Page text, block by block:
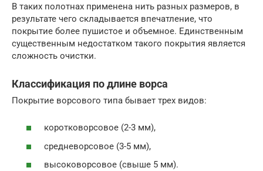
В таких полотнах применена нить разных размеров, в
результате чего складывается впечатление, что
покрытие более пушистое и объемное. Единственным
существенным недостатком такого покрытия является
сложность очистки.
Классификация по длине ворса
Покрытие ворсового типа бывает трех видов:
коротковорсовое (2-3 мм),
средневорсовое (3-5 мм),
высоковорсовое (свыше 5 мм).